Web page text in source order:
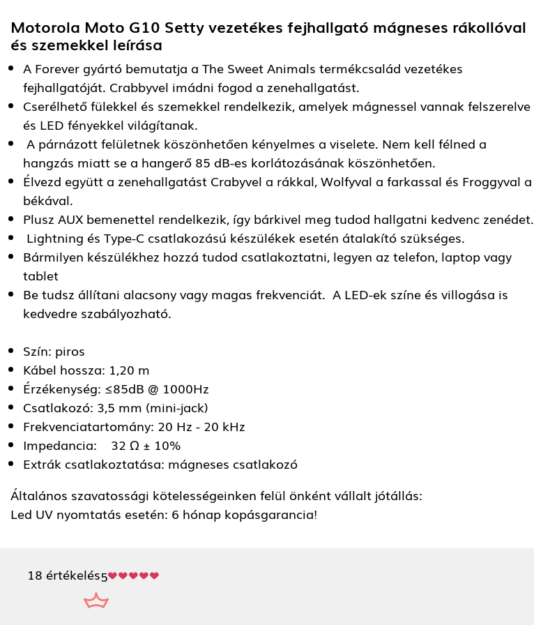
Motorola Moto G10 Setty vezetékes fejhallgató mágneses rákollóval
és szemekkel leírása
A Forever gyártó bemutatja a The Sweet Animals termékcsalád vezetékes
fejhallgatóját. Crabbyvel imádni fogod a zenehallgatást.
Cserélhető fülekkel és szemekkel rendelkezik, amelyek mágnessel vannak felszerelve
és LED fényekkel világítanak.
A párnázott felületnek köszönhetően kényelmes a viselete. Nem kell félned a
hangzás miatt se a hangerő 85 dB-es korlátozásának köszönhetően.
Élvezd együtt a zenehallgatást Crabyvel a rákkal, Wolfyval a farkassal és Froggyval a
békával.
Plusz AUX bemenettel rendelkezik, így bárkivel meg tudod hallgatni kedvenc zenédet.
Lightning és Type-C csatlakozású készülékek esetén átalakító szükséges.
Bármilyen készülékhez hozzá tudod csatlakoztatni, legyen az telefon, laptop vagy
tablet
Be tudsz állítani alacsony vagy magas frekvenciát. A LED-ek színe és villogása is
kedvedre szabályozható.
Szín: piros
Kábel hossza: 1,20 m
Érzékenység: ≤85dB @ 1000Hz
Csatlakozó: 3,5 mm (mini-jack)
Frekvenciatartomány: 20 Hz - 20 kHz
Impedancia: 32 Ω ± 10%
Extrák csatlakoztatása: mágneses csatlakozó
Általános szavatossági kötelességeinken felül önként vállalt jótállás:
Led UV nyomtatás esetén: 6 hónap kopásgarancia!
18 értékelés5